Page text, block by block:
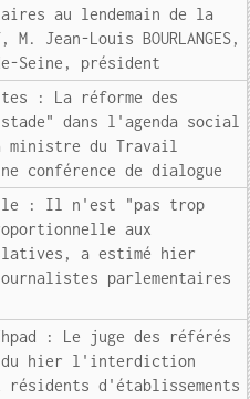
au lendemain de la
M. Jean-Louis BOURLANGES,
Seine, président
: La réforme des
dans l'agenda social
ministre du Travail
conférence de dialogue
: Il n'est "pas trop
aux
a estimé hier
parlementaires
: Le juge des référés
hier l'interdiction
d'établissements